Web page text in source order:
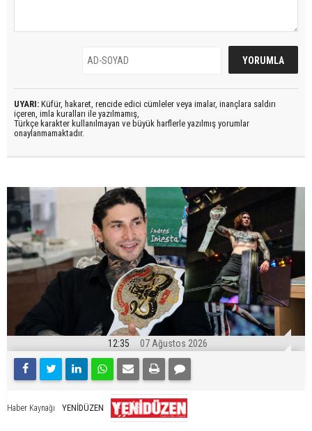
UYARI: Küfür, hakaret, rencide edici cümleler veya imalar, inançlara saldırı
içeren, imla kuralları ile yazılmamış,
Türkçe karakter kullanılmayan ve büyük harflerle yazılmış yorumlar
onaylanmamaktadır.
12:35 07 Ağustos 2026
Haber Kaynağı YENİDÜZEN